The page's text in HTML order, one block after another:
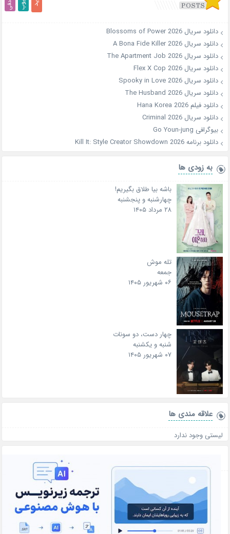
دانلود سریال Blossoms of Power 2026
دانلود سریال A Bona Fide Killer 2026
دانلود سریال The Apartment Job 2026
دانلود سریال Flex X Cop 2026
دانلود سریال Spooky in Love 2026
دانلود سریال The Husband 2026
دانلود فیلم Hana Korea 2026
دانلود سریال Criminal 2026
بیوگرافی Go Youn-jung
دانلود برنامه Kill It: Style Creator Showdown 2026
به زودی ها
باشه بیا طلاق بگیریم!
چهارشنبه و پنجشنبه
۲۸ مرداد ۱۴۰۵
تله موش
جمعه
۰۶ شهریور ۱۴۰۵
چهار دست، دو سونات
شنبه و یکشنبه
۰۷ شهریور ۱۴۰۵
علاقه‌ مندی ها
لیستی وجود ندارد